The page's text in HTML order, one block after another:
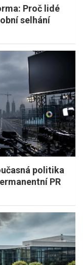
Proč lidé
selhání
politika
PR